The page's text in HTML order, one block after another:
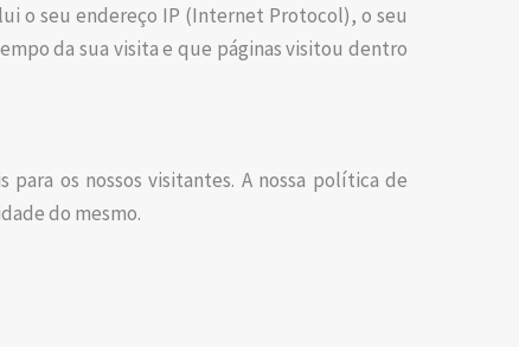
o seu endereço IP (Internet Protocol), o seu
da sua visita e que páginas visitou dentro
os nossos visitantes. A nossa política de
do mesmo.